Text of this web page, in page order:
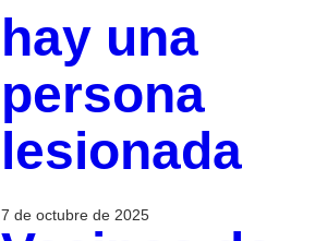
hay una
persona
lesionada
7 de octubre de 2025